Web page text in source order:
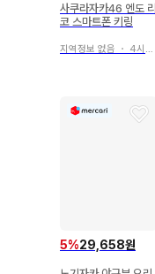
사쿠라자카46 엔도 리
코 스마트폰 키링
지역정보 없음 ・ 4시간 전
5%29,658원